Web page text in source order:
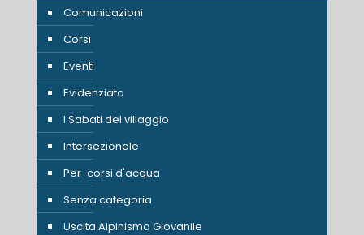
Comunicazioni
Corsi
Eventi
Evidenziato
I Sabati del villaggio
Intersezionale
Per-corsi d'acqua
Senza categoria
Uscita Alpinismo Giovanile